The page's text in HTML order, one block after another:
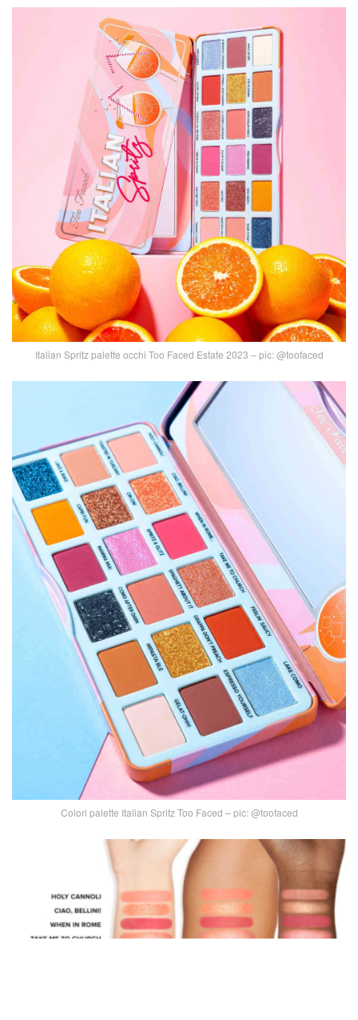
Italian Spritz palette occhi Too Faced Estate 2023 – pic: @toofaced
Colori palette Italian Spritz Too Faced – pic: @toofaced